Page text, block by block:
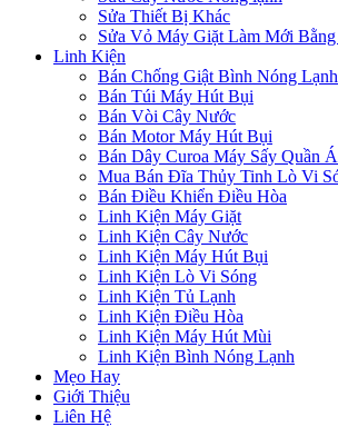
Sửa Thiết Bị Khác
Sửa Vỏ Máy Giặt Làm Mới
Linh Kiện
Bán Chống Giật Bình Nóng Lạnh
Bán Túi Máy Hút Bụi
Bán Vòi Cây Nước
Bán Motor Máy Hút Bụi
Bán Dây Curoa Máy Sấy Quần
Mua Bán Đĩa Thủy Tinh Lò Vi
Bán Điều Khiển Điều Hòa
Linh Kiện Máy Giặt
Linh Kiện Cây Nước
Linh Kiện Máy Hút Bụi
Linh Kiện Lò Vi Sóng
Linh Kiện Tủ Lạnh
Linh Kiện Điều Hòa
Linh Kiện Máy Hút Mùi
Linh Kiện Bình Nóng Lạnh
Mẹo Hay
Giới Thiệu
Liên Hệ